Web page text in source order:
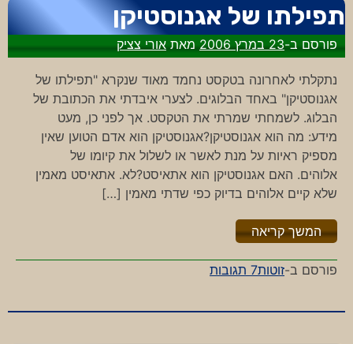
תפילתו של אגנוסטיקן
פורסם ב-23 במרץ 2006 מאתאורי צציק
נתקלתי לאחרונה בטקסט נחמד מאוד שנקרא "תפילתו של
אגנוסטיקן" באחד הבלוגים. לצערי איבדתי את הכתובת של
הבלוג. לשמחתי שמרתי את הטקסט. אך לפני כן, מעט
מידע: מה הוא אגנוסטיקן?אגנוסטיקן הוא אדם הטוען שאין
מספיק ראיות על מנת לאשר או לשלול את קיומו של
אלוהים. האם אגנוסטיקן הוא אתאיסט?לא. אתאיסט מאמין
שלא קיים אלוהים בדיוק כפי שדתי מאמין […]
המשך קריאה"%s"
פורסם ב-זוטות7 תגובות
על
של